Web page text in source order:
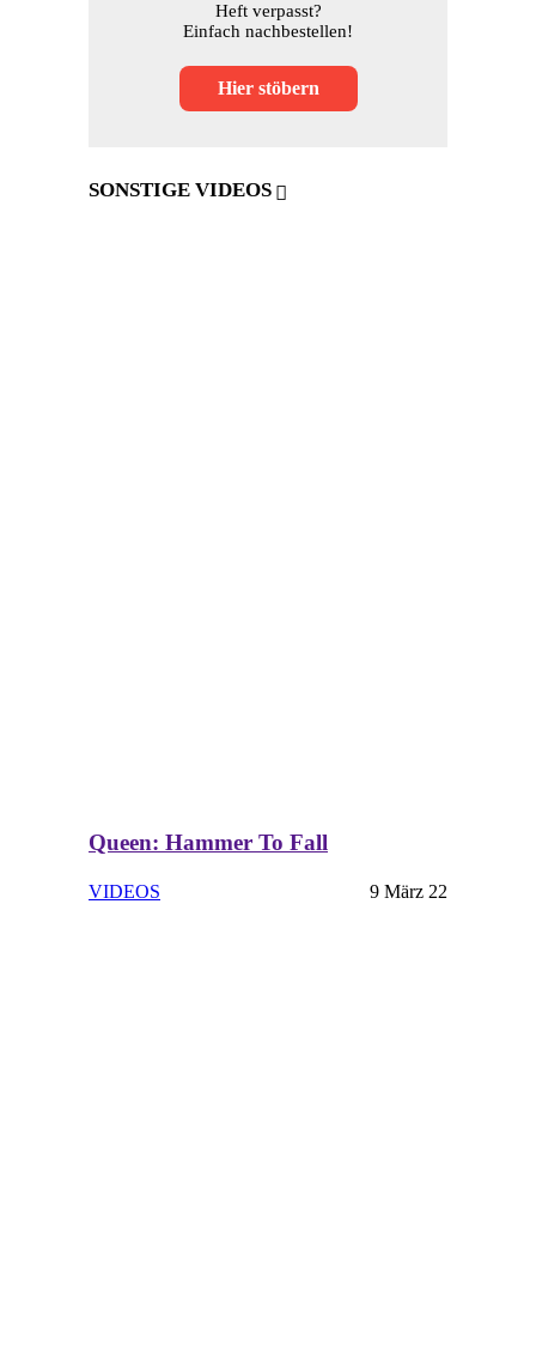
Heft verpasst?
Einfach nachbestellen!
Hier stöbern
SONSTIGE VIDEOS
Queen: Hammer To Fall
VIDEOS 9 März 22